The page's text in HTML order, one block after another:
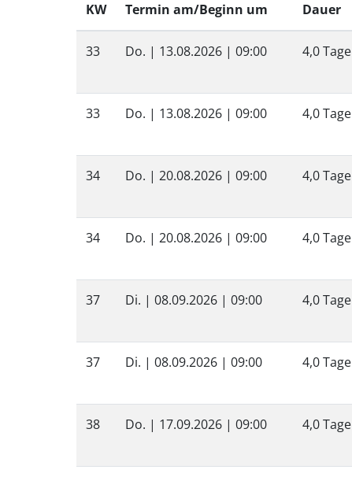
KW Termin am/Beginn um Dauer
33 Do. | 13.08.2026 | 09:00 4,0 Tage
33 Do. | 13.08.2026 | 09:00 4,0 Tage
34 Do. |20.08.2026 | 09:00 4,0 Tage
34 Do. |20.08.2026 | 09:00 4,0 Tage
37 Di. |08.09.2026 | 09:00 4,0 Tage
37 Di. |08.09.2026 | 09:00 4,0 Tage
38 Do. | 17.09.2026 | 09:00 4,0 Tage